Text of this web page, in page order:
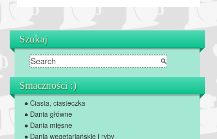
Szukaj
Smaczności :)
● Ciasta, ciasteczka
● Dania główne
● Dania mięsne
● Dania wegetariańskie i ryby